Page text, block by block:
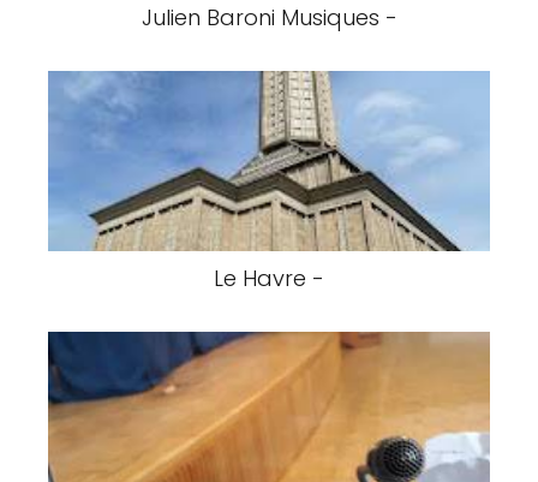
Julien Baroni Musiques -
Le Havre -